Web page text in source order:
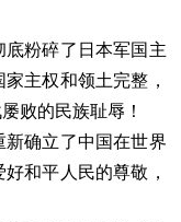
粉碎了日本军国主
主权和领土完整，
败的民族耻辱！
确立了中国在世界
和平人民的尊敬，